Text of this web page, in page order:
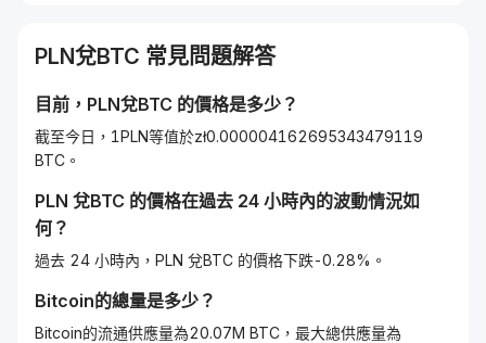
PLN兌BTC 常見問題解答
目前， PLN兌BTC 的價格是多少？
截至今日，1PLN等值於zł0.000004162695343479119
BTC。
PLN 兌BTC 的價格在過去 24 小時內的波動情況如
何？
過去 24 小時內，PLN 兌BTC 的價格下跌-0.28%。
Bitcoin的總量是多少？
Bitcoin的流通供應量為20.07M BTC，最大總供應量為